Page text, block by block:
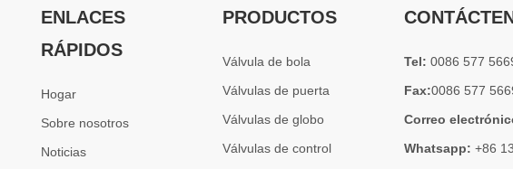
ENLACES
RÁPIDOS
Hogar
Sobre nosotros
Noticias
PRODUCTOS
Válvula de bola
Válvulas de puerta
Válvulas de globo
Válvulas de control
Tel: 0086 577
Fax:0086 577
Correo
Whatsapp: +86